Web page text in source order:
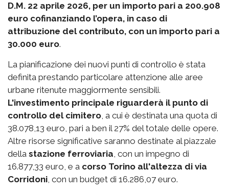
D.M. 22 aprile 2026, per un importo pari a 200.908
euro cofinanziando l’opera, in caso di
attribuzione del contributo, con un importo pari a
30.000 euro.
La pianificazione dei nuovi punti di controllo è stata
definita prestando particolare attenzione alle aree
urbane ritenute maggiormente sensibili.
L'investimento principale riguarderà il punto di
controllo del cimitero, a cui è destinata una quota di
38.078,13 euro, pari a ben il 27% del totale delle opere.
Altre risorse significative saranno destinate al piazzale
della stazione ferroviaria, con un impegno di
16.877,33 euro, e a corso Torino all'altezza di via
Corridoni, con un budget di 16.286,07 euro.